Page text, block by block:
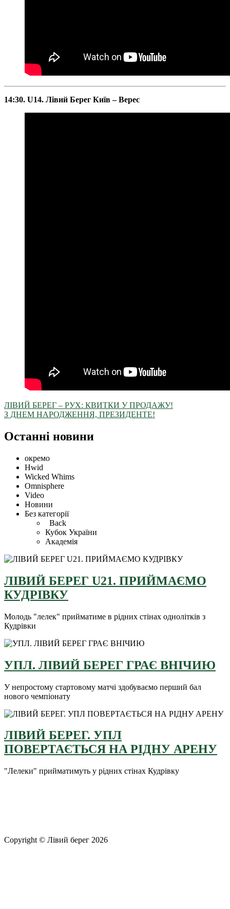
14:30. U14. Лівий Берег Київ – Верес
ЛІВИЙ БЕРЕГ – РУХ: КВИТКИ У ПРОДАЖУ!
З ДНЕМ НАРОДЖЕННЯ, ПРЕЗИДЕНТЕ!
Останні новини
окремо
Hwid
Wicked Whims
Omnisphere
Video
Новини
Без категорії
Back
Кубок України
Академія
ЛІВИЙ БЕРЕГ U21. ПРИЙМАЄМО
КУДРІВКУ
Молодь "лелек" прийматиме в рідних стінах однолітків з
Кудрівки
УПЛ. ЛІВИЙ БЕРЕГ ГРАЄ ВНІЧИЮ
У непростому стартовому матчі здобуваємо перший бал
нового чемпіонату
ЛІВИЙ БЕРЕГ. УПЛ
ПОВЕРТАЄТЬСЯ НА РІДНУ АРЕНУ
"Лелеки" прийматимуть у рідних стінах Кудрівку
Copyright © Лівий берег 2026